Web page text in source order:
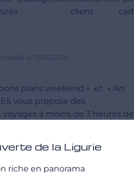
client
modifié le 12/06/2025
plans weekend » et « Art
vous propose des
à moins de 3 heures de
de la Ligurie
riche en panorama